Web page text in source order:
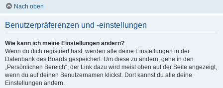
Nach oben
Benutzerpräferenzen und -einstellungen
Wie kann ich meine Einstellungen ändern?
Wenn du dich registriert hast, werden alle deine Einstellungen in der
Datenbank des Boards gespeichert. Um diese zu ändern, gehe in den
„Persönlichen Bereich“; der Link dazu wird meist oben auf der Seite angezeigt,
wenn du auf deinen Benutzernamen klickst. Dort kannst du alle deine
Einstellungen ändern.